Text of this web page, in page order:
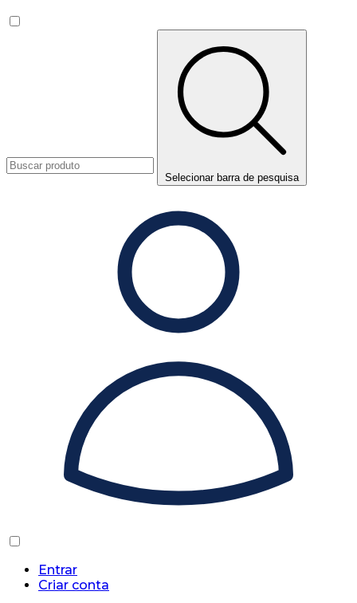
Selecionar barra de pesquisa
Entrar
Criar conta